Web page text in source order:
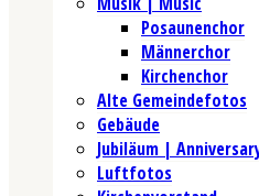
Posaunenchor
Männerchor
Kirchenchor
Alte Gemeindefotos
Gebäude
Jubiläum |
Luftfotos